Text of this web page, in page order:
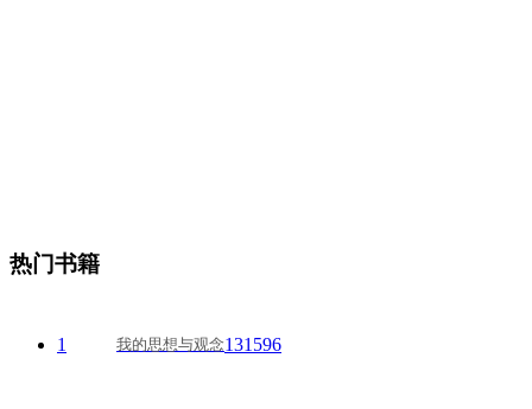
热门书籍
1 我的思想与观念131596